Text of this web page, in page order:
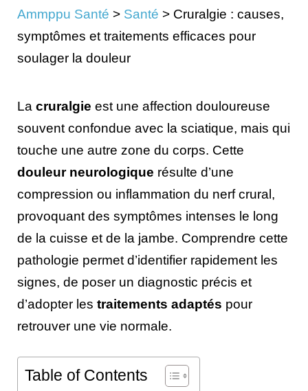
Ammppu Santé > Santé > Cruralgie : causes,
symptômes et traitements efficaces pour
soulager la douleur
La cruralgie est une affection douloureuse
souvent confondue avec la sciatique, mais qui
touche une autre zone du corps. Cette
douleur neurologique résulte d’une
compression ou inflammation du nerf crural,
provoquant des symptômes intenses le long
de la cuisse et de la jambe. Comprendre cette
pathologie permet d’identifier rapidement les
signes, de poser un diagnostic précis et
d’adopter les traitements adaptés pour
retrouver une vie normale.
Table of Contents